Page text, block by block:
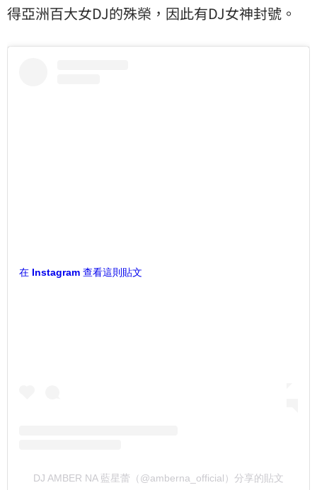
得亞洲百大女DJ的殊榮，因此有DJ女神封號。
在 Instagram 查看這則貼文
DJ AMBER NA 藍星蕾（@amberna_official）分享的貼文